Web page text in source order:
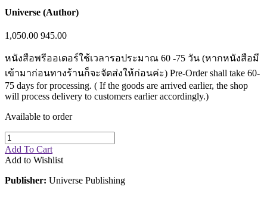
Technology & Computing
Travel Writing
Wildlife
World Atlases / World Maps
Universe (Author)
1,050.00 945.00
หนังสือพรีออเดอร์ใช้เวลารอประมาณ 60 -75 วัน (หากหนังสือมี
เข้ามาก่อนทางร้านก็จะจัดส่งให้ก่อนค่ะ) Pre-Order shall take 60-
75 days for processing. ( If the goods are arrived earlier, the shop
will process delivery to customers earlier accordingly.)
Available to order
Add To Cart
Add to Wishlist
Publisher: Universe Publishing